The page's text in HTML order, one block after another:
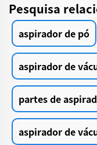
Pesquisa
aspirador de pó
aspirador de
partes de
aspirador de